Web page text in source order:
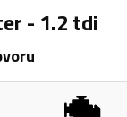
- 1.2 tdi